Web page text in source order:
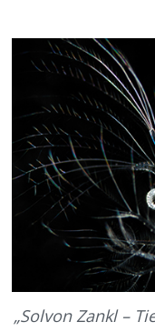
„Solvon Zankl –